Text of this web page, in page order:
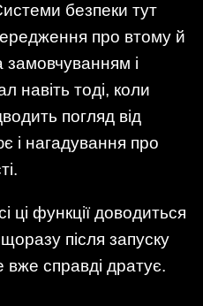
безпеки тут
про втому й
замовчуванням і
навіть тоді, коли
погляд від
і нагадування про
ці функції доводиться
після запуску
справді дратує.